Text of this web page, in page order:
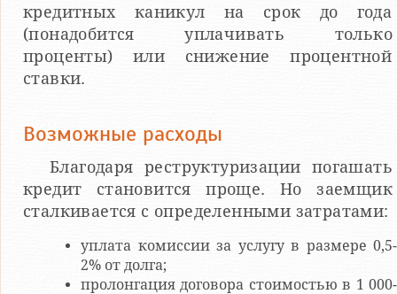
кредитных каникул на срок до года
(понадобится уплачивать только
проценты) или снижение процентной
ставки.
Возможные расходы
Благодаря реструктуризации погашать
кредит становится проще. Но заемщик
сталкивается с определенными затратами:
уплата комиссии за услугу в размере 0,5-
2% от долга;
пролонгация договора стоимостью в 1 000-